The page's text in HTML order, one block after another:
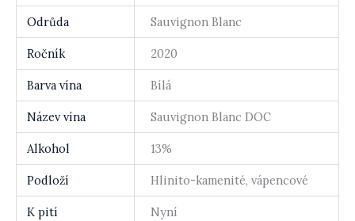
Odrůda Sauvignon Blanc
Ročník 2020
Barva vína Bílá
Název vína Sauvignon Blanc DOC
Alkohol 13%
Podloží Hlinito-kamenité, vápencové
K pití Nyní